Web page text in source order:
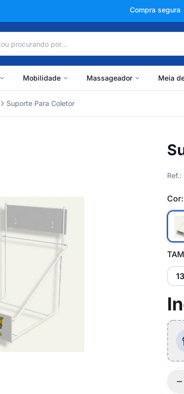
+150 mil avaliações
Mobilidade Massageador Meia
Suporte Para Coletor
Cor: